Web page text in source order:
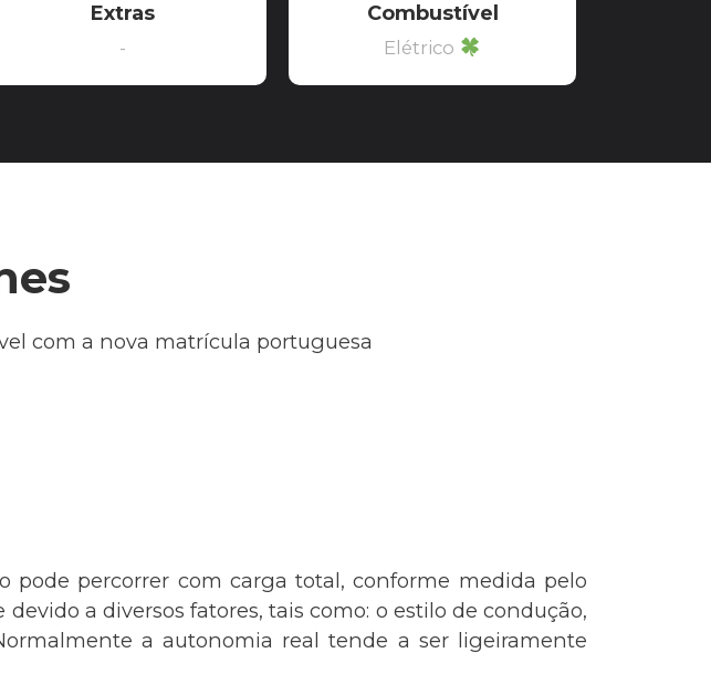
Extras
-
Combustível
Elétrico
com a nova matrícula portuguesa
pode percorrer com carga total, conforme medida pelo
a diversos fatores, tais como: o estilo de condução,
a autonomia real tende a ser ligeiramente